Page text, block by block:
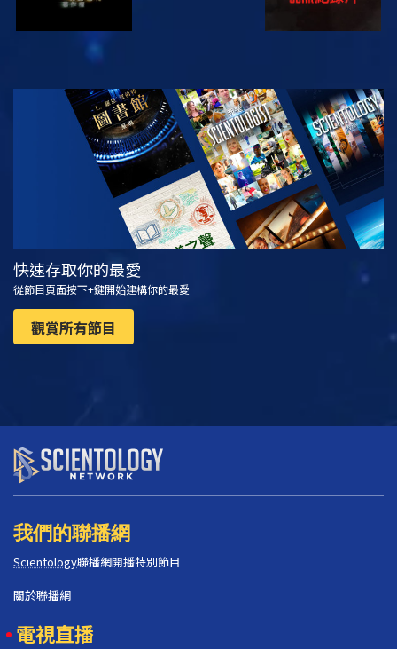
觀看 探索系列節目
快速存取你的最愛
從節目頁面按下+鍵開始建構你的最愛
觀賞所有節目
我們的聯播網
Scientology聯播網開播特別節目
關於聯播網
電視直播